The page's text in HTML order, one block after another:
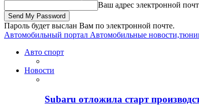
Ваш адрес электронной
Пароль будет выслан Вам по электронной почте.
Автомобильный портал Автомобильные
Авто спорт
Новости
Subaru отложила старт